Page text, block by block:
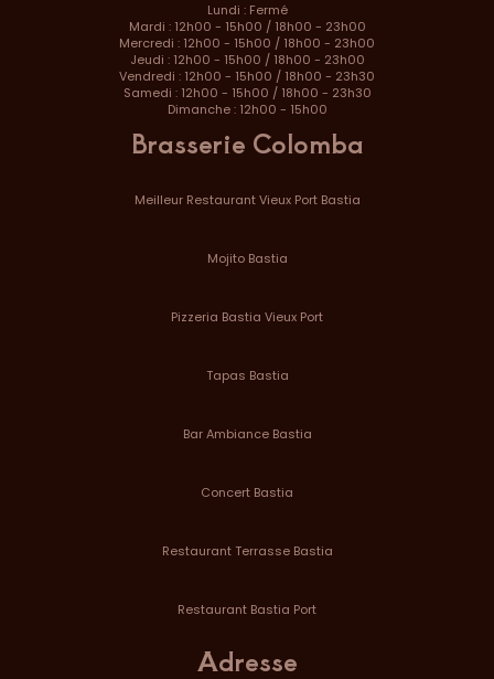
Lundi : Fermé
Mardi : 12h00 - 15h00 / 18h00 - 23h00
Mercredi : 12h00 - 15h00 / 18h00 - 23h00
Jeudi : 12h00 - 15h00 / 18h00 - 23h00
Vendredi : 12h00 - 15h00 / 18h00 - 23h30
Samedi : 12h00 - 15h00 / 18h00 - 23h30
Dimanche : 12h00 - 15h00
Brasserie Colomba
Meilleur Restaurant Vieux Port Bastia
Mojito Bastia
Pizzeria Bastia Vieux Port
Tapas Bastia
Bar Ambiance Bastia
Concert Bastia
Restaurant Terrasse Bastia
Restaurant Bastia Port
Adresse